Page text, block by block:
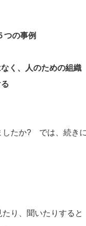
つの事例
く、人のための組織
したか? では、続きに
り、聞いたりすると